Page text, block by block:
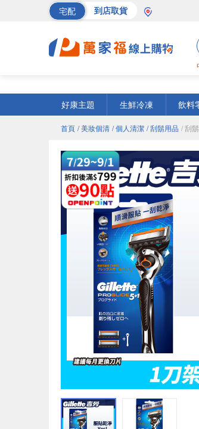
宅配 到店取貨
好康主題
生鮮冷凍 飲料
首頁 / 美妝個清 / 個人清潔 / 刮鬍用品 / 刮